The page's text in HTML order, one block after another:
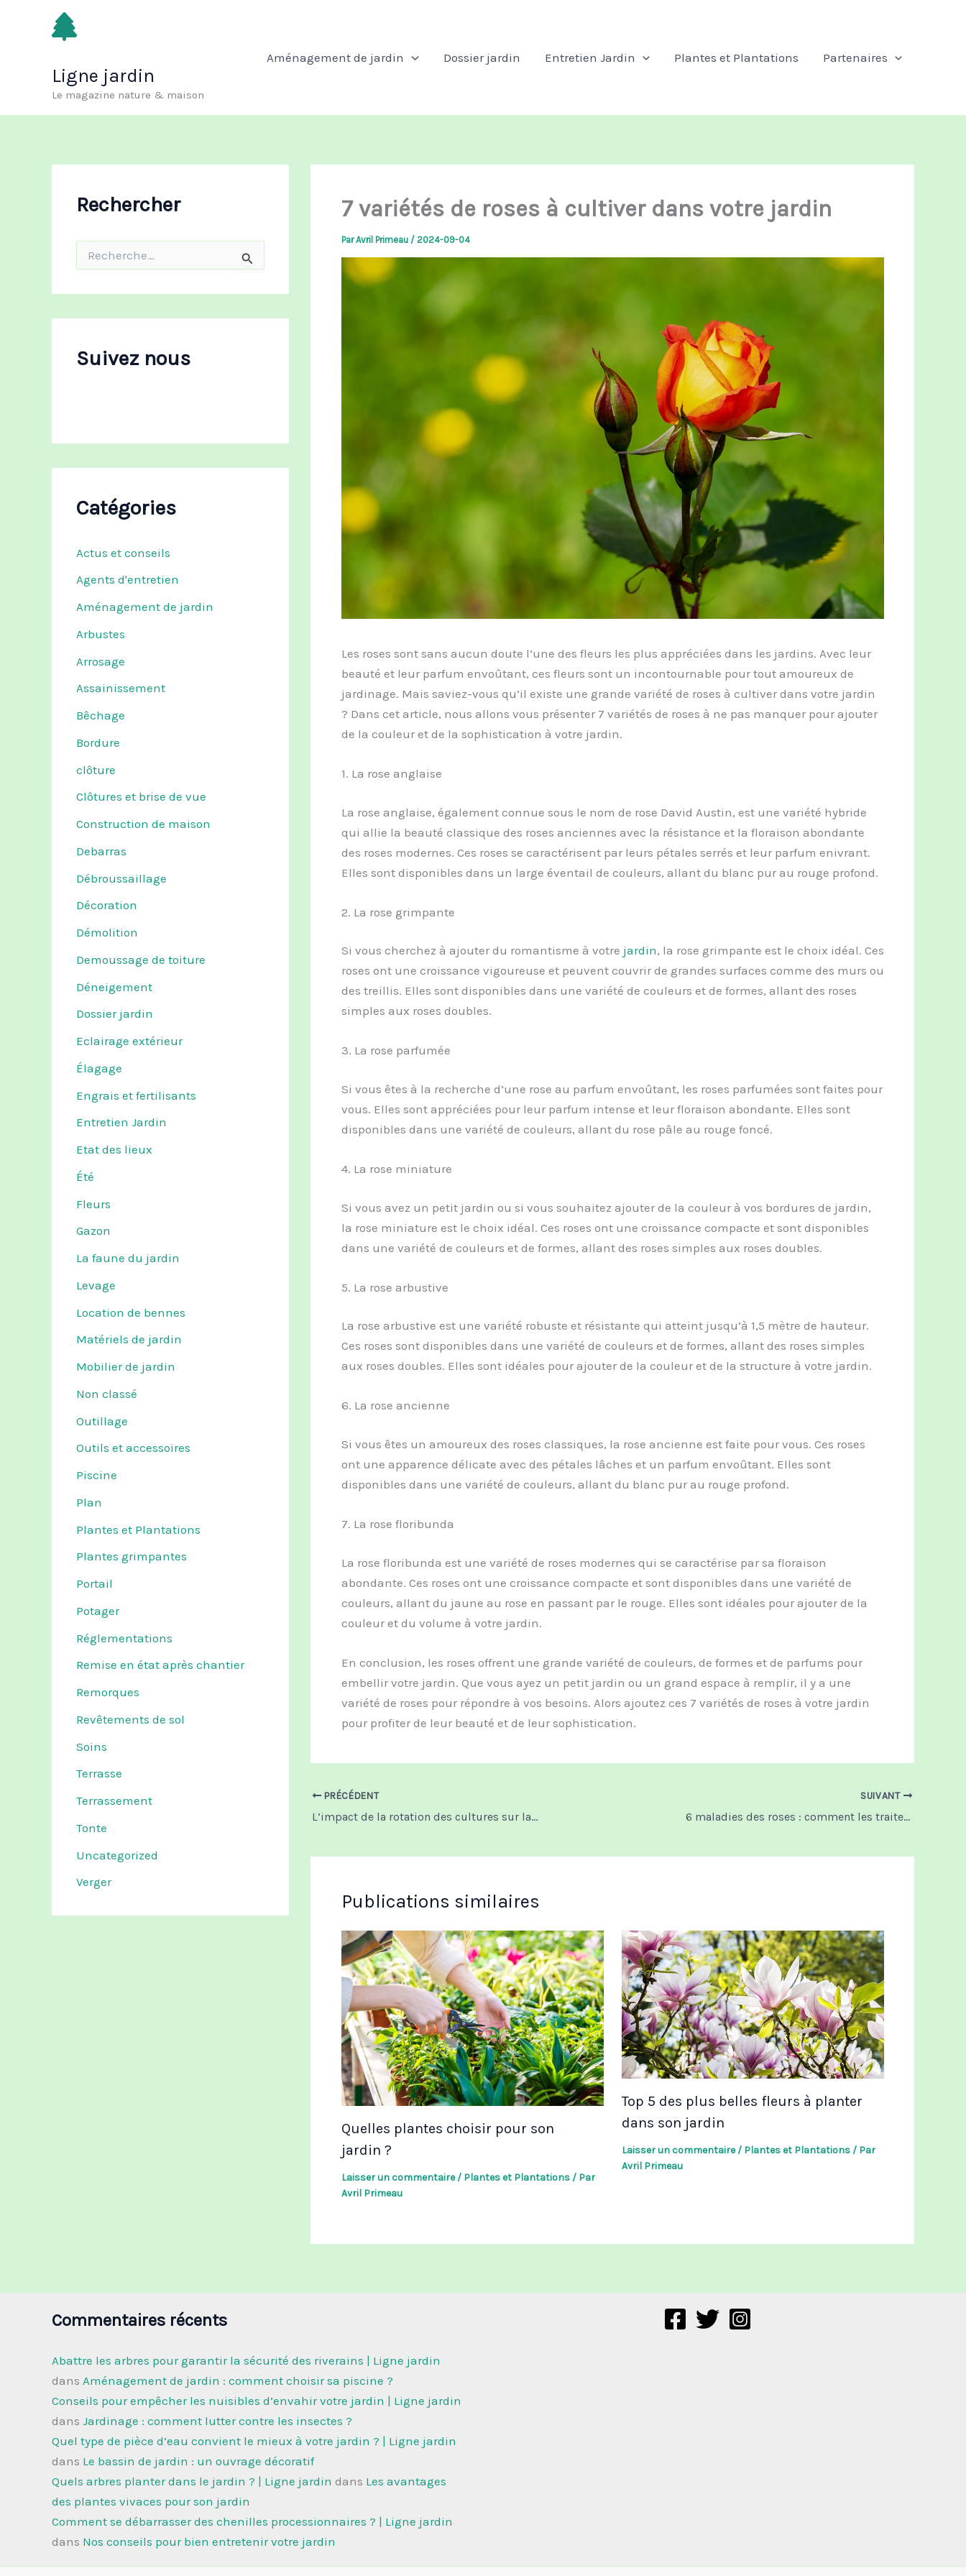
Ligne jardin
Le magazine nature & maison
Aménagement de jardin Dossier jardin Entretien Jardin Plantes et Plantations Partenaires
Rechercher
r
eSuivez nous
Catégories
Actus et conseils
Agents d'entretien
Aménagement de jardin
Arbustes
Arrosage
Assainissement
Bêchage
Bordure
clôture
Clôtures et brise de vue
Construction de maison
Debarras
Débroussaillage
Décoration
Démolition
Demoussage de toiture
Déneigement
Dossier jardin
Eclairage extérieur
Élagage
Engrais et fertilisants
Entretien Jardin
Etat des lieux
Été
Fleurs
Gazon
La faune du jardin
Levage
Location de bennes
Matériels de jardin
Mobilier de jardin
Non classé
Outillage
Outils et accessoires
Piscine
Plan
Plantes et Plantations
Plantes grimpantes
Portail
Potager
Réglementations
Remise en état après chantier
Remorques
Revêtements de sol
Soins
Terrasse
Terrassement
Tonte
Uncategorized
Verger
7 variétés de roses à cultiver dans votre jardin
ParAvril Primeau / 2024-09-04
Les roses sont sans aucun doute l’une des fleurs les plus appréciées dans les jardins. Avec leur
beauté et leur parfum envoûtant, ces fleurs sont un incontournable pour tout amoureux de
jardinage. Mais saviez-vous qu’il existe une grande variété de roses à cultiver dans votre jardin
? Dans cet article, nous allons vous présenter 7 variétés de roses à ne pas manquer pour ajouter
de la couleur et de la sophistication à votre jardin.
1. La rose anglaise
La rose anglaise, également connue sous le nom de rose David Austin, est une variété hybride
qui allie la beauté classique des roses anciennes avec la résistance et la floraison abondante
des roses modernes. Ces roses se caractérisent par leurs pétales serrés et leur parfum enivrant.
Elles sont disponibles dans un large éventail de couleurs, allant du blanc pur au rouge profond.
2. La rose grimpante
Si vous cherchez à ajouter du romantisme à votre jardin, la rose grimpante est le choix idéal. Ces
roses ont une croissance vigoureuse et peuvent couvrir de grandes surfaces comme des murs ou
des treillis. Elles sont disponibles dans une variété de couleurs et de formes, allant des roses
simples aux roses doubles.
3. La rose parfumée
Si vous êtes à la recherche d’une rose au parfum envoûtant, les roses parfumées sont faites pour
vous. Elles sont appréciées pour leur parfum intense et leur floraison abondante. Elles sont
disponibles dans une variété de couleurs, allant du rose pâle au rouge foncé.
4. La rose miniature
Si vous avez un petit jardin ou si vous souhaitez ajouter de la couleur à vos bordures de jardin,
la rose miniature est le choix idéal. Ces roses ont une croissance compacte et sont disponibles
dans une variété de couleurs et de formes, allant des roses simples aux roses doubles.
5. La rose arbustive
La rose arbustive est une variété robuste et résistante qui atteint jusqu’à 1,5 mètre de hauteur.
Ces roses sont disponibles dans une variété de couleurs et de formes, allant des roses simples
aux roses doubles. Elles sont idéales pour ajouter de la couleur et de la structure à votre jardin.
6. La rose ancienne
Si vous êtes un amoureux des roses classiques, la rose ancienne est faite pour vous. Ces roses
ont une apparence délicate avec des pétales lâches et un parfum envoûtant. Elles sont
disponibles dans une variété de couleurs, allant du blanc pur au rouge profond.
7. La rose floribunda
La rose floribunda est une variété de roses modernes qui se caractérise par sa floraison
abondante. Ces roses ont une croissance compacte et sont disponibles dans une variété de
couleurs, allant du jaune au rose en passant par le rouge. Elles sont idéales pour ajouter de la
couleur et du volume à votre jardin.
En conclusion, les roses offrent une grande variété de couleurs, de formes et de parfums pour
embellir votre jardin. Que vous ayez un petit jardin ou un grand espace à remplir, il y a une
variété de roses pour répondre à vos besoins. Alors ajoutez ces 7 variétés de roses à votre jardin
pour profiter de leur beauté et de leur sophistication.
PRÉCÉDENT
L’impact de la rotation des cultures sur la santé du sol
SUIVANT
6 maladies des roses : comment les traiter ?
Publications similaires
Quelles plantes choisir pour son
jardin ?
Laisser un commentaire / Plantes et Plantations/ Par
Avril Primeau
Top 5 des plus belles fleurs à planter
dans son jardin
Laisser un commentaire / Plantes et Plantations/ Par
Avril Primeau
Commentaires récents
Abattre les arbres pour garantir la sécurité des riverains | Ligne jardin
dans Aménagement de jardin : comment choisir sa piscine ?
Conseils pour empêcher les nuisibles d’envahir votre jardin | Ligne jardin
dans Jardinage : comment lutter contre les insectes ?
Quel type de pièce d’eau convient le mieux à votre jardin ? | Ligne jardin
dans Le bassin de jardin : un ouvrage décoratif
Quels arbres planter dans le jardin ? | Ligne jardin dans Les avantages
des plantes vivaces pour son jardin
Comment se débarrasser des chenilles processionnaires ? | Ligne jardin
dans Nos conseils pour bien entretenir votre jardin